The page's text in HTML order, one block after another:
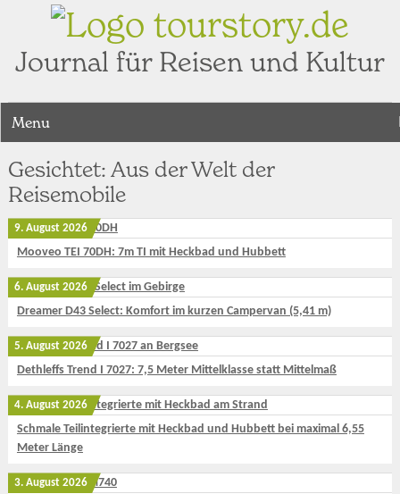
tourstory.de
Journal für Reisen und Kultur
Menu
Gesichtet: Aus der Welt der
Reisemobile
9. August 2026
Mooveo TEI 70DH: 7m TI mit Heckbad und Hubbett
6. August 2026
Dreamer D43 Select: Komfort im kurzen Campervan (5,41 m)
5. August 2026
Dethleffs Trend I 7027: 7,5 Meter Mittelklasse statt Mittelmaß
4. August 2026
Schmale Teilintegrierte mit Heckbad und Hubbett bei maximal 6,55
Meter Länge
3. August 2026